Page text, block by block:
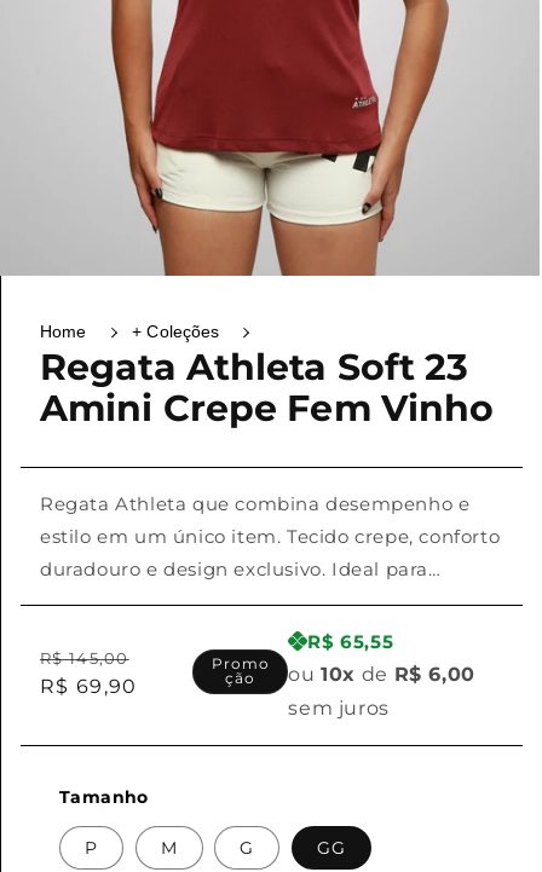
Home + Coleções
Regata Athleta Soft 23
Amini Crepe Fem Vinho
Regata Athleta que combina desempenho e
estilo em um único item. Tecido crepe, conforto
duradouro e design exclusivo. Ideal para
atividades esportivas.
Preço
normal
R$ 145,00
Preço
promocional
R$ 69,90
Promo
ção
ou10x de R$ 6,00
sem juros
R$ 65,55
Tamanho
P M G GG